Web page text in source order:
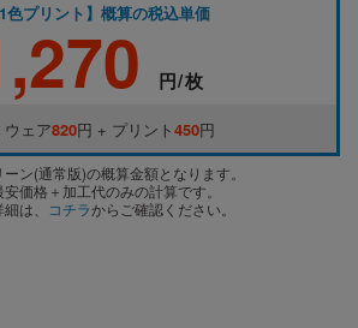
色プリント】概算の税込単価
円/枚
ウェア820円 + プリント450円
ン(通常版)の概算金額となります。
価格＋加工代のみの計算です。
は、
コチラからご確認ください。